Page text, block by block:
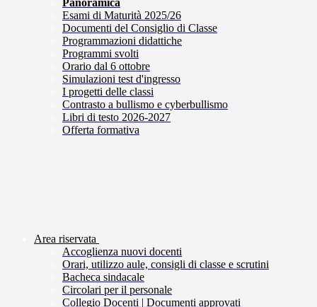
Panoramica
Esami di Maturità 2025/26
Documenti del Consiglio di Classe
Programmazioni didattiche
Programmi svolti
Orario dal 6 ottobre
Simulazioni test d'ingresso
I progetti delle classi
Contrasto a bullismo e cyberbullismo
Libri di testo 2026-2027
Offerta formativa
Area riservata
Accoglienza nuovi docenti
Orari, utilizzo aule, consigli di classe e scrutini
Bacheca sindacale
Circolari per il personale
Collegio Docenti | Documenti approvati